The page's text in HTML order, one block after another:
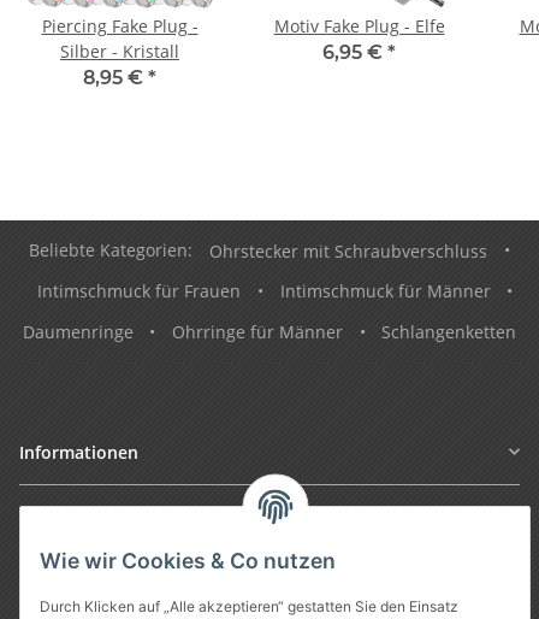
Wie wir Cookies & Co nutzen
Durch Klicken auf „Alle akzeptieren“ gestatten Sie den Einsatz
Piercing Fake Plug -
Silber - Kristall
8,95 € *
Motiv Fake Plug - Elfe
6,95 € *
Beliebte Kategorien: Ohrstecker mit Schraubverschluss
•
Intimschmuck für Frauen
• Intimschmuck für Männer
•
Daumenringe
• Ohrringe für Männer • Schlangenketten
Informationen